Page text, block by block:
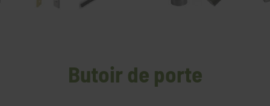
Butoir de porte